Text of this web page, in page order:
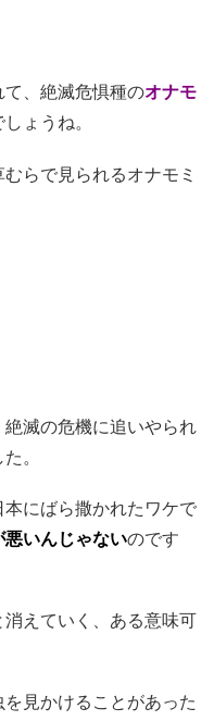
て、絶滅危惧種のオナモ
ょうね。
らで見られるオナモミ
滅の危機に追いやられ
。
本にばら撒かれたワケで
悪いんじゃないのです
えていく、ある意味可
見かけることがあった